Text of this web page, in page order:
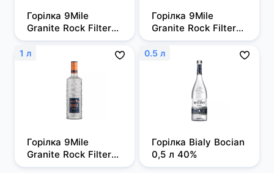
Горілка 9Mile
Granite Rock Filtered
0,5л, 37,5%
Горілка 9Mile
Granite Rock Filtered
0,7 л, 37,5%
1 л
Горілка 9Mile
Granite Rock Filtered
1 л, 37,5%
0.5 л
Горілка Bialy Bocian
0,5 л 40%